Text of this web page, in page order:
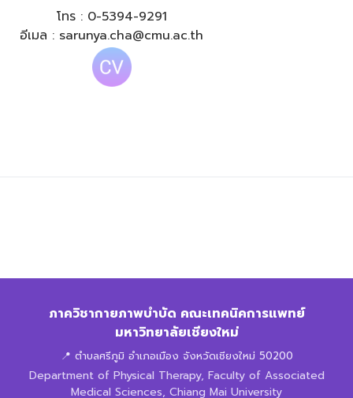
โทร : 0-5394-9291
อีเมล : sarunya.cha@cmu.ac.th
ภาควิชากายภาพบำบัด คณะเทคนิคการแพทย์
มหาวิทยาลัยเชียงใหม่
📍 ตำบลศรีภูมิ อำเภอเมือง จังหวัดเชียงใหม่ 50200
Department of Physical Therapy, Faculty of Associated
Medical Sciences, Chiang Mai University